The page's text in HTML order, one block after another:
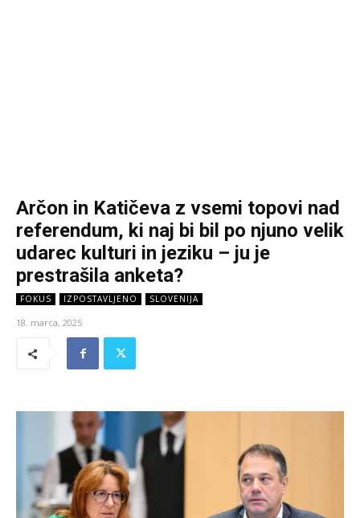
Arčon in Katičeva z vsemi topovi nad
referendum, ki naj bi bil po njuno velik
udarec kulturi in jeziku – ju je
prestrašila anketa?
FOKUS IZPOSTAVLJENO SLOVENIJA
18. marca, 2025